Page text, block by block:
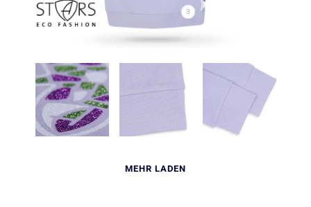
3
MEHR LADEN